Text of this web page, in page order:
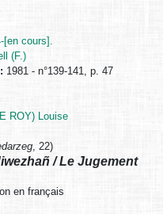
[en cours].
(F.)
1981 - n°139-141, p. 47
ROY) Louise
, 22)
/ Le Jugement
en français